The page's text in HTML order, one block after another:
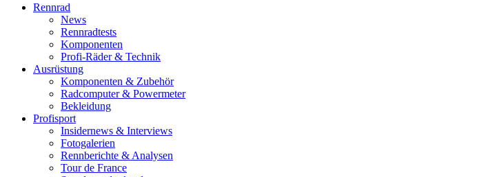
Rennrad
News
Rennradtests
Komponenten
Profi-Räder & Technik
Ausrüstung
Komponenten & Zubehör
Radcomputer & Powermeter
Bekleidung
Profisport
Insidernews & Interviews
Fotogalerien
Rennberichte & Analysen
Tour de France